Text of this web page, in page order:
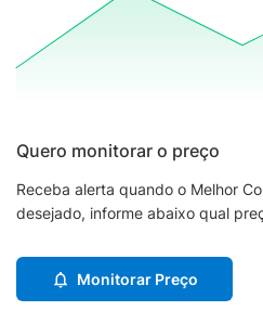
Quero monitorar o preço
Receba alerta quando o Melhor
desejado, informe abaixo qual
Monitorar Preço